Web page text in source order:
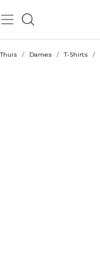
Thuis / Dames / T-Shirts /